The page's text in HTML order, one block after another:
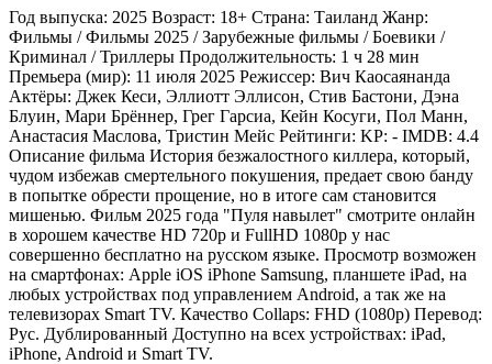
Год выпуска: 2025 Возраст: 18+ Страна: Таиланд Жанр:
Фильмы / Фильмы 2025 / Зарубежные фильмы / Боевики /
Криминал / Триллеры Продолжительность: 1 ч 28 мин
Премьера (мир): 11 июля 2025 Режиссер: Вич Каосаянанда
Актёры: Джек Кеси, Эллиотт Эллисон, Стив Бастони, Дэна
Блуин, Мари Брённер, Грег Гарсиа, Кейн Косуги, Пол Манн,
Анастасия Маслова, Тристин Мейс Рейтинги: KP: - IMDB: 4.4
Описание фильма История безжалостного киллера, который,
чудом избежав смертельного покушения, предает свою банду
в попытке обрести прощение, но в итоге сам становится
мишенью. Фильм 2025 года "Пуля навылет" смотрите онлайн
в хорошем качестве HD 720p и FullHD 1080p у нас
совершенно бесплатно на русском языке. Просмотр возможен
на смартфонах: Apple iOS iPhone Samsung, планшете iPad, на
любых устройствах под управлением Android, а так же на
телевизорах Smart TV. Качество Collaps: FHD (1080p) Перевод:
Рус. Дублированный Доступно на всех устройствах: iPad,
iPhone, Android и Smart TV.